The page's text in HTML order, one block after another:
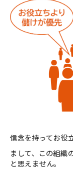
信念を持ってお役
まして、この組織
と思えません。